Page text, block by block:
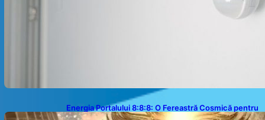
Energia Portalului 8:8:8: O Fereastră Cosmică pentru
Transformări în Viața Ta